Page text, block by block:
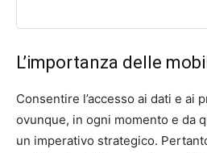
L’importanza delle
Consentire l’accesso ai dati e ai
ovunque, in ogni momento e da
un imperativo strategico.